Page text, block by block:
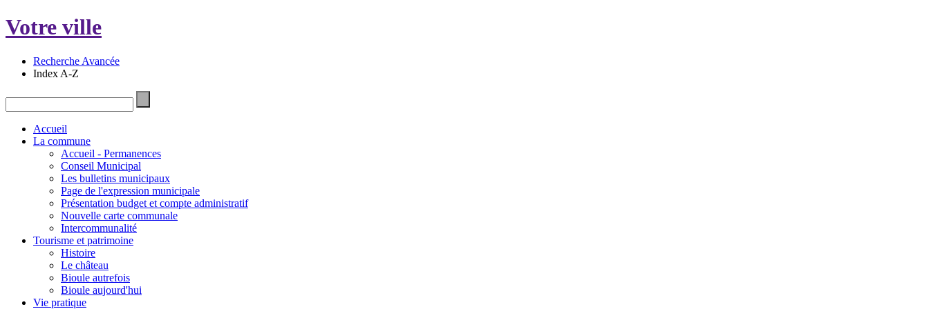
Votre ville
Recherche Avancée
Index A-Z
Accueil
La commune
Accueil - Permanences
Conseil Municipal
Les bulletins municipaux
Page de l'expression municipale
Présentation budget et compte administratif
Nouvelle carte communale
Intercommunalité
Tourisme et patrimoine
Histoire
Le château
Bioule autrefois
Bioule aujourd'hui
Vie pratique